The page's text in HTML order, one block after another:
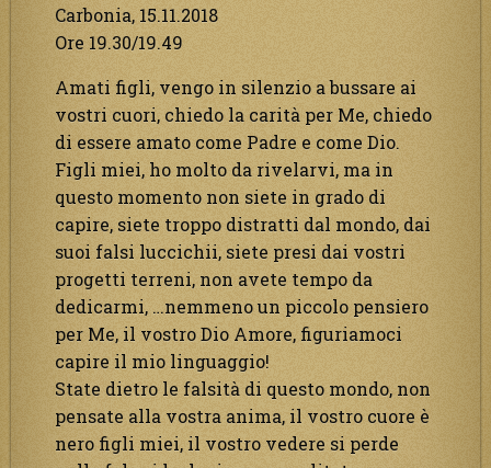
Carbonia, 15.11.2018
Ore 19.30/19.49
Amati figli, vengo in silenzio a bussare ai
vostri cuori, chiedo la carità per Me, chiedo
di essere amato come Padre e come Dio.
Figli miei, ho molto da rivelarvi, ma in
questo momento non siete in grado di
capire, siete troppo distratti dal mondo, dai
suoi falsi luccichii, siete presi dai vostri
progetti terreni, non avete tempo da
dedicarmi, …nemmeno un piccolo pensiero
per Me, il vostro Dio Amore, figuriamoci
capire il mio linguaggio!
State dietro le falsità di questo mondo, non
pensate alla vostra anima, il vostro cuore è
nero figli miei, il vostro vedere si perde